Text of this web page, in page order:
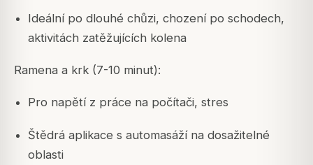
Ideální po dlouhé chůzi, chození po schodech,
aktivitách zatěžujících kolena
Ramena a krk (7-10 minut):
Pro napětí z práce na počítači, stres
Štědrá aplikace s automasáží na dosažitelné
oblasti